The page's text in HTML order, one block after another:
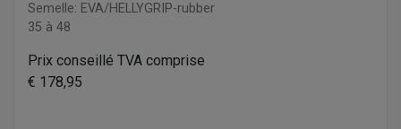
Semelle: EVA/HELLYGRIP-rubber
35 à 48
Prix conseillé TVA comprise
€ 178,95